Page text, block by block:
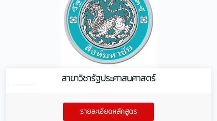
สาขาวิชารัฐประศาสนศาสตร์
รายละเอียดหลักสูตร